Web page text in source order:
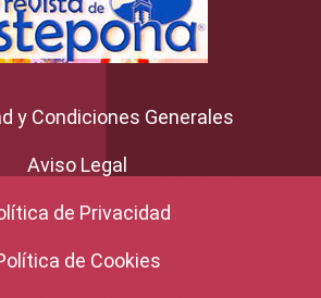
y Condiciones Generales
Aviso Legal
de Privacidad
de Cookies